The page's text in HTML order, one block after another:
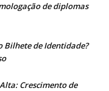
de diplomas
Bilhete de Identidade?
Crescimento de